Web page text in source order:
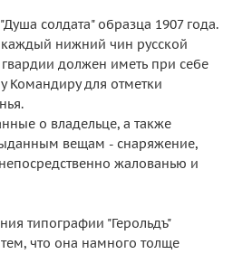
солдата" образца 1907 года.
нижний чин русской
должен иметь при себе
Командиру для отметки
о владельце, а также
вещам - снаряжение,
жалованью и
типографии "Герольдъ"
что она намного толще